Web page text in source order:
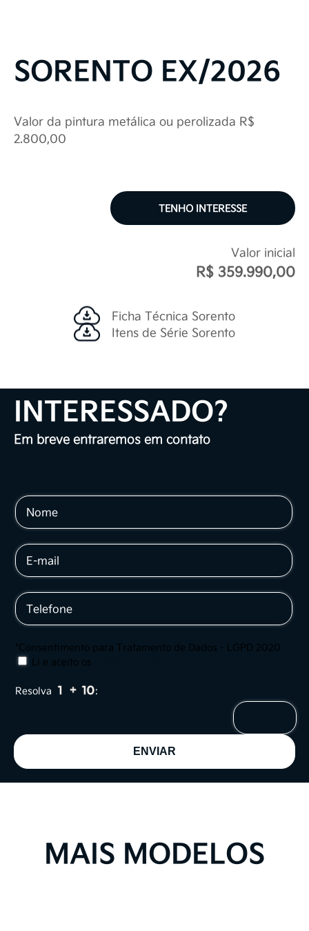
SORENTO EX/2026
Valor da pintura metálica ou perolizada R$
2.800,00
TENHO INTERESSE
Valor inicial
R$ 359.990,00
Ficha Técnica Sorento
Itens de Série Sorento
INTERESSADO?
Em breve entraremos em contato
*Consentimento para Tratamento de Dados - LGPD 2020
Li e aceito os
Resolva :
MAIS MODELOS